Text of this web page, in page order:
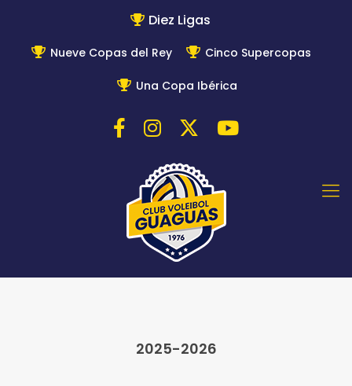
Diez Ligas
Nueve Copas del Rey Cinco Supercopas
Una Copa Ibérica
2025-2026